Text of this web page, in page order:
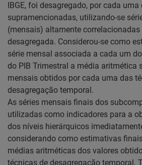
IBGE, foi desagregado, por cada
supramencionadas, utilizando-se
(mensais) altamente correlacionadas
desagregada. Considerou-se como
série mensal associada a cada um
do PIB Trimestral a média aritmética
mensais obtidos por cada uma das
desagregação temporal.
As séries mensais finais dos
utilizadas como indicadores para a
dos níveis hierárquicos
considerando como estimativas
médias aritméticas dos valores
técnicas de desagregação temporal.